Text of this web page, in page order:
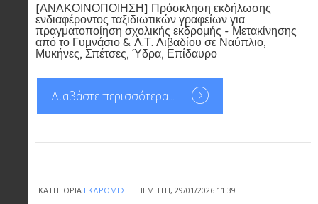
[ΑΝΑΚΟΙΝΟΠΟΙΗΣΗ] Πρόσκληση εκδήλωσης
ενδιαφέροντος ταξιδιωτικών γραφείων για
πραγματοποίηση σχολικής εκδρομής - Μετακίνησης
από το Γυμνάσιο & Λ.Τ. Λιβαδίου σε Ναύπλιο,
Μυκήνες, Σπέτσες, Ύδρα, Επίδαυρο
Διαβάστε περισσότερα...
ΚΑΤΗΓΟΡΊΑ ΕΚΔΡΟΜΈΣ ΠΈΜΠΤΗ, 29/01/2026 11:39